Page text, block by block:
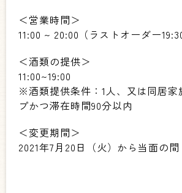
＜営業時間＞
11:00 ~ 20:00 （ラストオーダー
＜酒類の提供＞
11:00~19:00
※酒類提供条件：1人、又は同居
プかつ滞在時間90分以内
＜変更期間＞
2021年7月20日（火）から当面の間